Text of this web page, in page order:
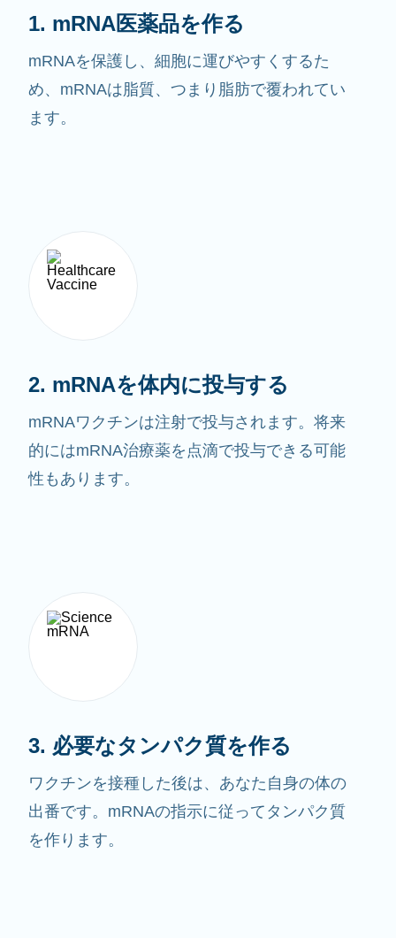
1. mRNA医薬品を作る
mRNAを保護し、細胞に運びやすくするた
め、mRNAは脂質、つまり脂肪で覆われてい
ます。
2. mRNAを体内に投与する
mRNAワクチンは注射で投与されます。将来
的にはmRNA治療薬を点滴で投与できる可能
性もあります。
3. 必要なタンパク質を作る
ワクチンを接種した後は、あなた自身の体の
出番です。mRNAの指示に従ってタンパク質
を作ります。